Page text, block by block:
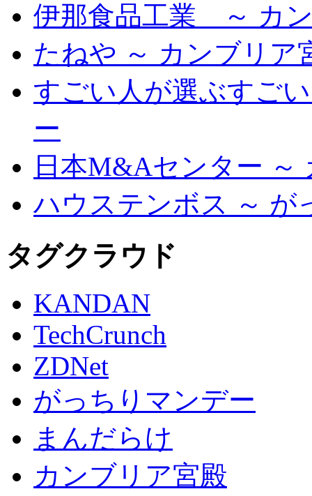
伊那食品工業 ～ カ
たねや ～ カンブリア
すごい人が選ぶすご
ー
日本M&Aセンター ～
ハウステンボス ～ が
タグクラウド
KANDAN
TechCrunch
ZDNet
がっちりマンデー
まんだらけ
カンブリア宮殿